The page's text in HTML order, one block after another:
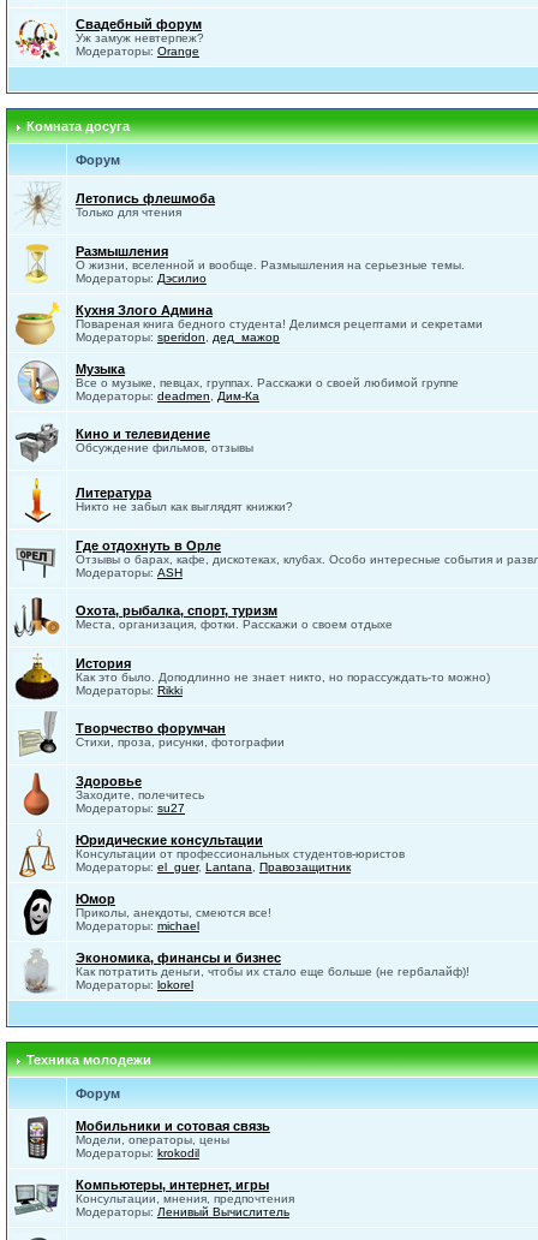
Свадебный форум
Уж замуж невтерпеж?
Модераторы: Orange
Комната досуга
Форум
Летопись флешмоба
Только для чтения
Размышления
О жизни, вселенной и вообще. Размышления на серьезные темы.
Модераторы: Дэсилио
Кухня Злого Админа
Повареная книга бедного студента! Делимся рецептами и секретами
Модераторы: speridon дед_мажор
Музыка
Все о музыке, певцах, группах. Расскажи о своей любимой группе
Модераторы: deadmen Дим-Ка
Кино и телевидение
Обсуждение фильмов, отзывы
Литература
Никто не забыл как выглядят книжки?
Где отдохнуть в Орле
Отзывы о барах, кафе, дискотеках, клубах. Особо интересные события и
Модераторы: ASH
Охота, рыбалка, спорт, туризм
Места, организация, фотки. Расскажи о своем отдыхе
История
Как это было. Доподлинно не знает никто, но порассуждать-то можно)
Модераторы: Rikki
Творчество форумчан
Стихи, проза, рисунки, фотографии
Здоровье
Заходите, полечитесь
Модераторы: su27
Юридические консультации
Консультации от профессиональных студентов-юристов
Модераторы: el_guer, Lantana Правозащитник
Юмор
Приколы, анекдоты, смеются все!
Модераторы: michael
Экономика, финансы и бизнес
Как потратить деньги, чтобы их стало еще больше (не гербалайф)!
Модераторы: lokorel
Техника молодежи
Форум
Мобильники и сотовая связь
Модели, операторы, цены
Модераторы: krokodil
Компьютеры, интернет, игры
Консультации, мнения, предпочтения
Модераторы: Ленивый Вычислитель